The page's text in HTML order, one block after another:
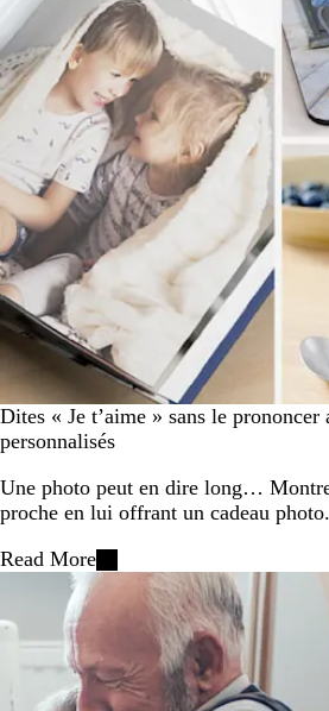
Dites « Je t’aime » sans le prononcer
personnalisés
Une photo peut en dire long…
proche en lui offrant un cadeau
Read More